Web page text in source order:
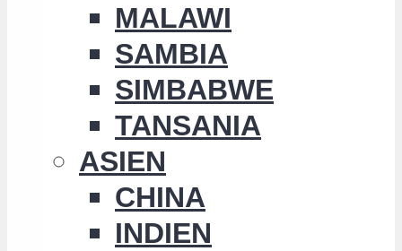
MALAWI
SAMBIA
SIMBABWE
TANSANIA
ASIEN
CHINA
INDIEN